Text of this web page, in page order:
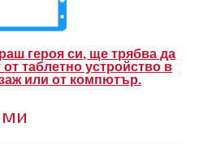
героя си, ще трябва да
таблетно устройство в
или от компютър.
ми